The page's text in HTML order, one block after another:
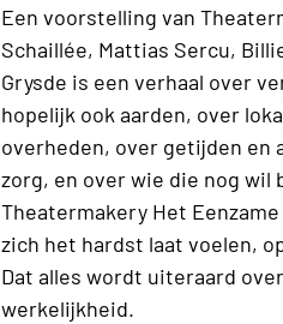
Een voorstelling van
Schaillée, Mattias Sercu,
Grysde is een verhaal over
hopelijk ook aarden, over
overheden, over getijden en
zorg, en over wie die nog wil
Theatermakery Het
zich het hardst laat voelen,
Dat alles wordt uiteraard
werkelijkheid.